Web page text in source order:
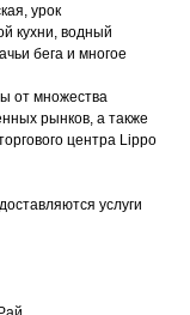
урок
кухни, водный
бега и многое
от множества
рынков, а также
центра Lippo
услуги